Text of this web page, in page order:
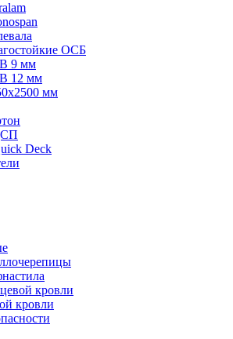
ОСБ
9 мм
12 мм
мм
Deck
кровли
кровли